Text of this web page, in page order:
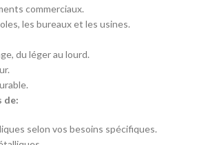
commerciaux.
les bureaux et les usines.
du léger au lourd.
de:
selon vos besoins spécifiques.